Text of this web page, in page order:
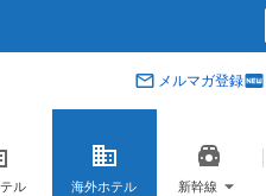
メルマガ登録
ル 海外ホテル 新幹線